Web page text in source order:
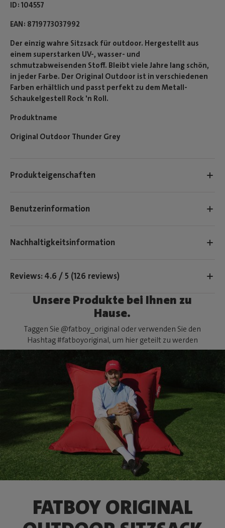
ID 104557
EAN 8719773037992
Der einzig wahre Sitzsack für outdoor. Hergestellt aus
einem superstarken UV-, wasser- und
schmutzabweisenden Stoff. Bleibt viele Jahre lang schön,
in jeder Farbe. Der Original Outdoor ist in verschiedenen
Farben erhältlich und passt perfekt zu dem Metall-
Schaukelgestell Rock 'n Roll.
Produktname
Original Outdoor Thunder Grey
Produkteigenschaften
Benutzerinformation
Nachhaltigkeitsinformation
Reviews: 4.6 / 5 (126 reviews)
Unsere Produkte bei Ihnen zu
Hause.
Taggen Sie @fatboy_original oder verwenden Sie den
Hashtag #fatboyoriginal, um hier geteilt zu werden
FATBOY ORIGINAL